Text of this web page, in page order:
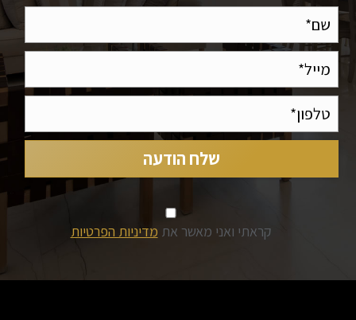
קראתי ואני מאשר את מדיניות הפרטיות